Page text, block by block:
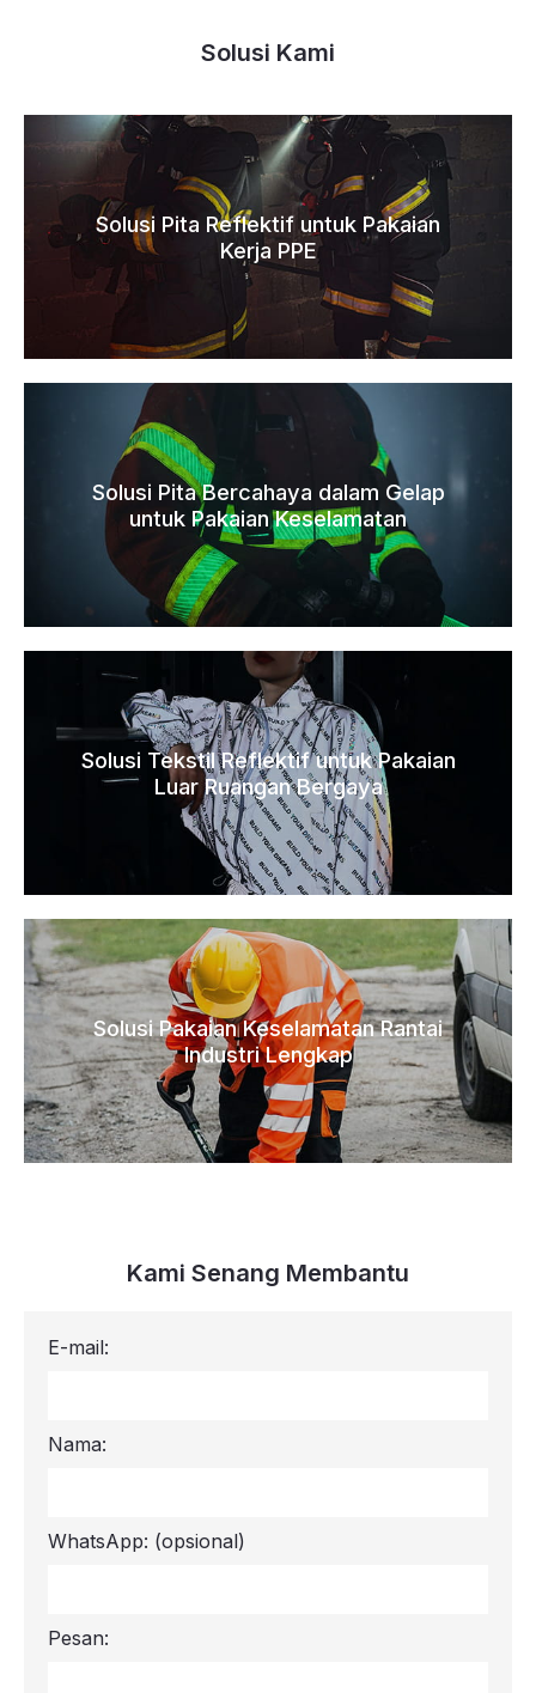
Solusi Kami
Solusi Pita Reflektif untuk Pakaian
Kerja PPE
Solusi Pita Bercahaya dalam Gelap
untuk Pakaian Keselamatan
Solusi Tekstil Reflektif untuk Pakaian
Luar Ruangan Bergaya
Solusi Pakaian Keselamatan Rantai
Industri Lengkap
Kami Senang Membantu
E-mail:
Nama:
WhatsApp: (opsional)
Pesan: